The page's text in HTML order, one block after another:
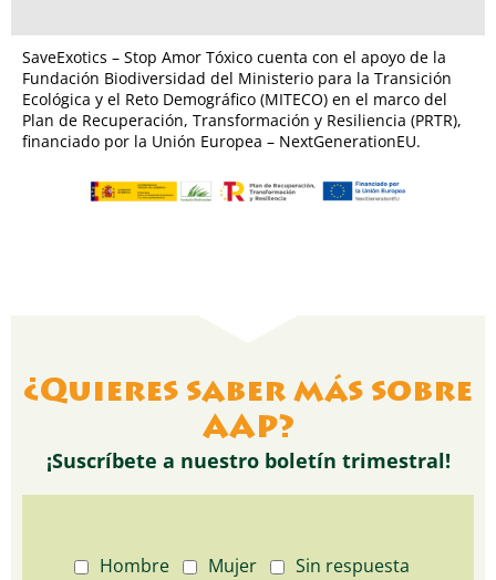
SaveExotics – Stop Amor Tóxico cuenta con el apoyo de la
Fundación Biodiversidad del Ministerio para la Transición
Ecológica y el Reto Demográfico (MITECO) en el marco del
Plan de Recuperación, Transformación y Resiliencia (PRTR),
financiado por la Unión Europea – NextGenerationEU.
¿Quieres saber más sobre
AAP?
¡Suscríbete a nuestro boletín trimestral!
Hombre Mujer Sin respuesta